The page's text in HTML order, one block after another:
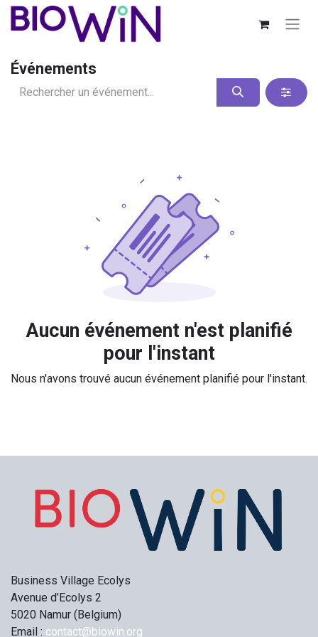
Événements
Aucun événement n'est planifié
pour l'instant
Nous n'avons trouvé aucun événement planifié pour l'instant.
Business Village Ecolys
Avenue d’Ecolys 2
5020 Namur (Belgium)
Email : contact@biowin.org